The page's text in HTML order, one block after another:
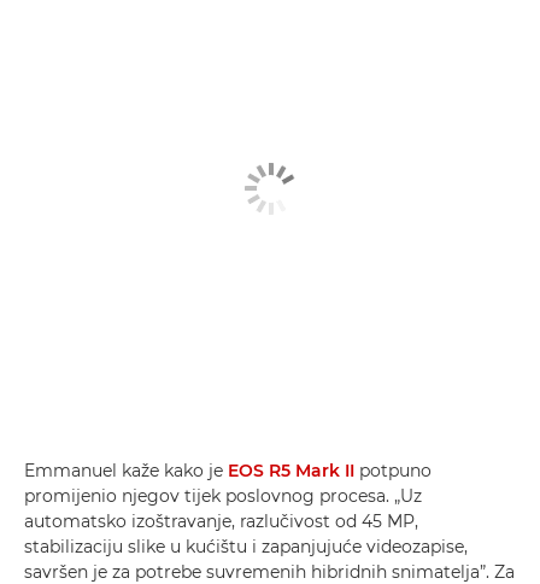
Emmanuel kaže kako je EOS R5 Mark II potpuno
promijenio njegov tijek poslovnog procesa. „Uz
automatsko izoštravanje, razlučivost od 45 MP,
stabilizaciju slike u kućištu i zapanjujuće videozapise,
savršen je za potrebe suvremenih hibridnih snimatelja”. Za